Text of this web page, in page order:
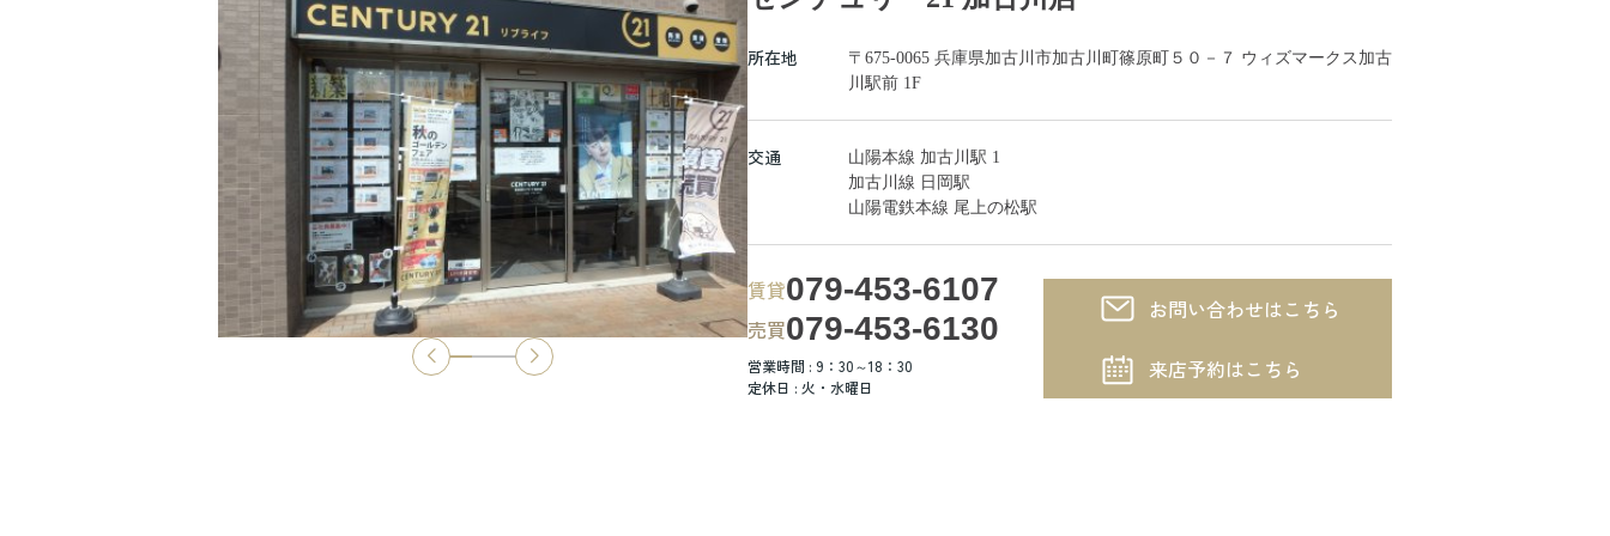
所在地
〒675-0065 兵庫県加古川市加古川町篠原町５０－７ ウィズマークス加古
川駅前 1F
交通
山陽本線 加古川駅 1
加古川線 日岡駅
山陽電鉄本線 尾上の松駅
賃貸079-453-6107
売買079-453-6130
営業時間 : 9：30～18：30
定休日 : 火・水曜日
お問い合わせはこちら
来店予約はこちら